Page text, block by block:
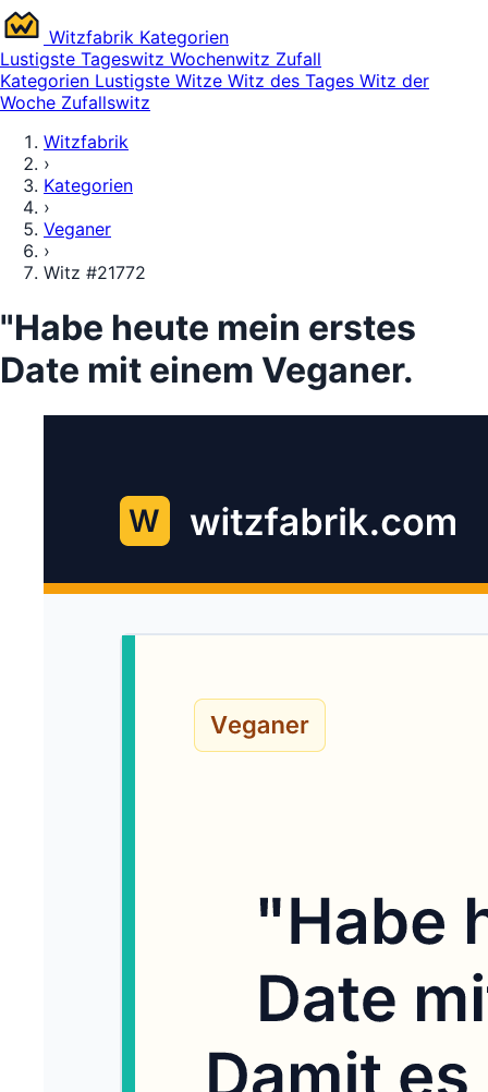
Witzfabrik Kategorien
Lustigste Tageswitz Wochenwitz Zufall
Kategorien Lustigste Witze Witz des Tages Witz der
Woche Zufallswitz
Witzfabrik
›
Kategorien
›
Veganer
›
Witz #21772
"Habe heute mein erstes
Date mit einem Veganer.